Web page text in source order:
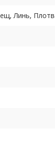
Линь,